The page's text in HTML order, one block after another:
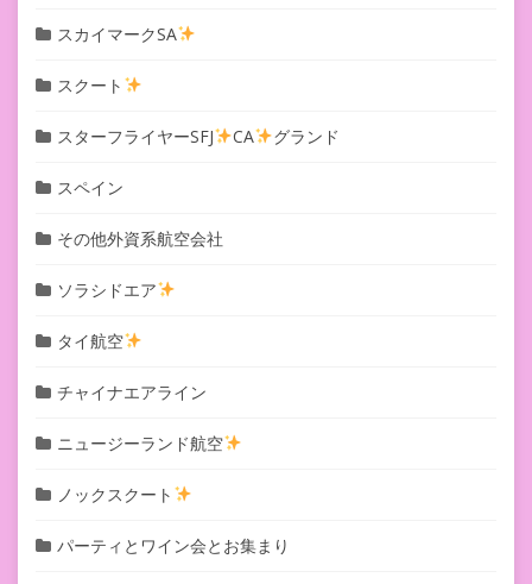
スカイマークSA
スクート
スターフライヤーSFJ CA グランド
スペイン
その他外資系航空会社
ソラシドエア
タイ航空
チャイナエアライン
ニュージーランド航空
ノックスクート
パーティとワイン会とお集まり